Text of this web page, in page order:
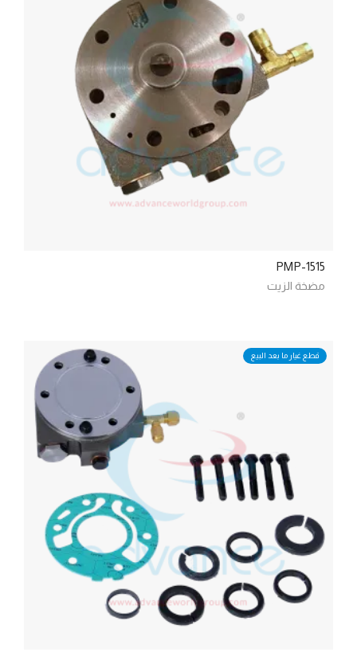
PMP-1515
مضخة الزيت
قطع غيار ما بعد البيع